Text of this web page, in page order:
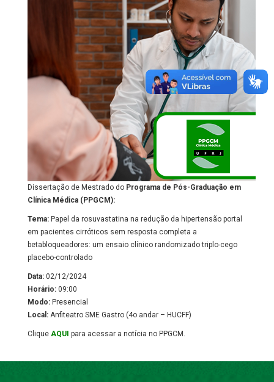
Dissertação de Mestrado do Programa de Pós-Graduação em
Clínica Médica (PPGCM):
Tema: Papel da rosuvastatina na redução da hipertensão portal
em pacientes cirróticos sem resposta completa a
betabloqueadores: um ensaio clínico randomizado triplo-cego
placebo-controlado
Data: 02/12/2024
Horário: 09:00
Modo: Presencial
Local: Anfiteatro SME Gastro (4o andar – HUCFF)
Clique AQUI para acessar a notícia no PPGCM.